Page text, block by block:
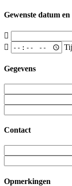
Gewenste datum
Gegevens
Contact
Opmerkingen